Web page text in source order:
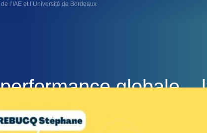
l’IAE et l’Université de Bordeaux
globale –
et l’Université de